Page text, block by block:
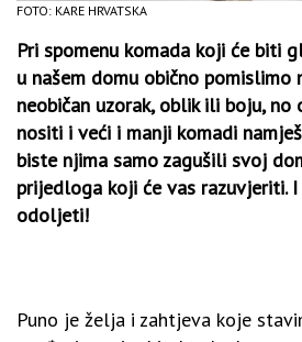
FOTO: KARE HRVATSKA
Pri spomenu komada koji će biti
u našem domu obično
neobičan uzorak, oblik ili boju,
nositi i veći i manji komadi
biste njima samo zagušili svoj
prijedloga koji će vas razuvjeriti.
odoljeti!
Puno je želja i zahtjeva koje